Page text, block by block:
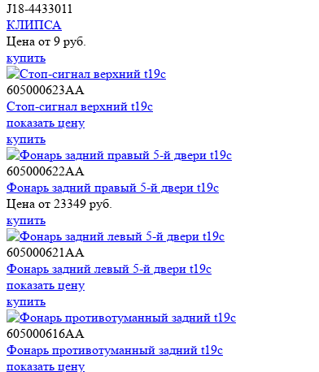
J18-4433011
КЛИПСА
Цена от 9 руб.
купить
605000623AA
Стоп-сигнал верхний t19c
показать цену
купить
605000622AA
Фонарь задний правый 5-й двери t19c
Цена от 23349 руб.
купить
605000621AA
Фонарь задний левый 5-й двери t19c
показать цену
купить
605000616AA
Фонарь противотуманный задний t19c
показать цену